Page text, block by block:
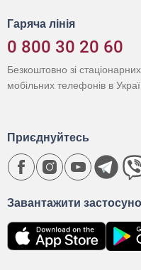
Гаряча лінія
0 800 30 20 60
Безкоштовно зі стаціонарних
мобільних телефонів в
Завантажити
Приєднуйтесь